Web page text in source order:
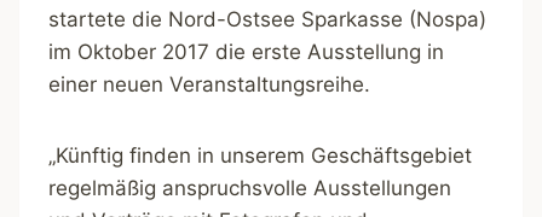
startete die Nord-Ostsee Sparkasse (Nospa)
im Oktober 2017 die erste Ausstellung in
einer neuen Veranstaltungsreihe.
„Künftig finden in unserem Geschäftsgebiet
regelmäßig anspruchsvolle Ausstellungen